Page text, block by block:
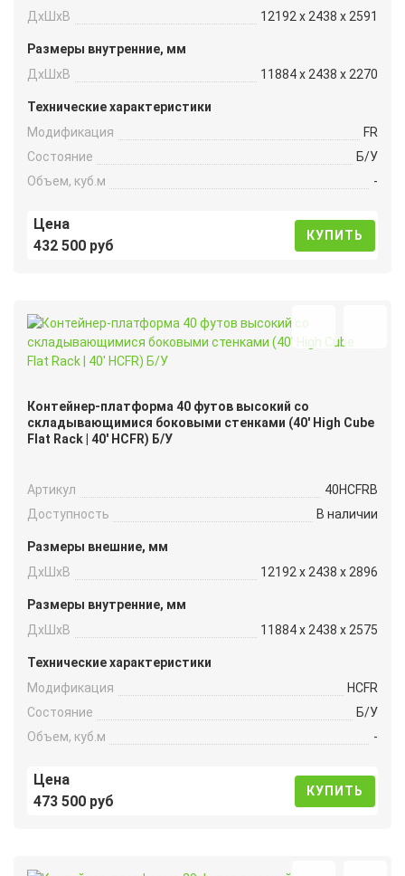
ДxШxВ 12192 x 2438 x 2591
Размеры внутренние, мм
ДxШxВ
11884 x 2438 x 2270
Технические характеристики
Модификация
FR
Состояние
Б/У
Объем, куб.м
-
Цена
432 500 руб
КУПИТЬ
Контейнер-платформа 40 футов высокий со
складывающимися боковыми стенками (40′ High Cube
Flat Rack | 40′ HCFR) Б/У
Артикул
40HCFRB
Доступность
В наличии
Размеры внешние, мм
ДxШxВ
12192 x 2438 x 2896
Размеры внутренние, мм
ДxШxВ
11884 x 2438 x 2575
Технические характеристики
Модификация
HCFR
Состояние
Б/У
Объем, куб.м
-
Цена
473 500 руб
КУПИТЬ